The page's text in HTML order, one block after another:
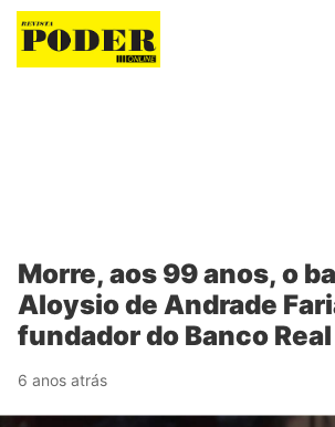
Revista Poder
Morre, aos 99 anos, o
Aloysio de Andrade
fundador do Banco Real
6 anos atrás